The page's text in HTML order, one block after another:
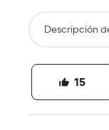
Descripción
15